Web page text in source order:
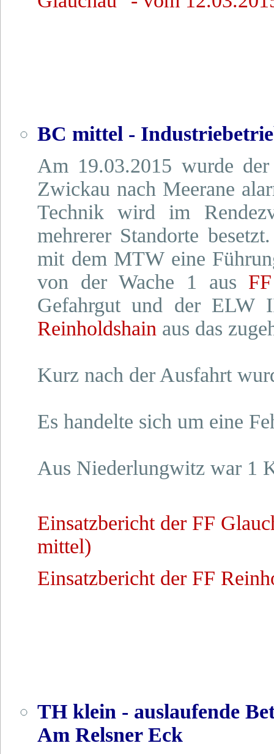
BC mittel -
Am 19.03.2015 wurde
Zwickau nach Meerane
Technik wird im
mehrerer Standorte
mit dem MTW eine
von der Wache 1 aus
Gefahrgut und der ELW
Reinholdshain aus das
Kurz nach der Ausfahrt
Es handelte sich um eine
Aus Niederlungwitz war 1
Einsatzbericht der FF
mittel)
Einsatzbericht der FF
TH klein - auslaufende
Am Relsner Eck